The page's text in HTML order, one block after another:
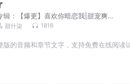
辑：
【爆更】喜欢你暗恋我|甜宠爽文|
洁1V1|阅文白金现言|真人多播
甜什柒 1816
的音频和章节文字，支持免费在线阅读